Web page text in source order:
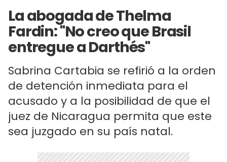
La abogada de Thelma
Fardin: "No creo que Brasil
entregue a Darthés"
Sabrina Cartabia se refirió a la orden
de detención inmediata para el
acusado y a la posibilidad de que el
juez de Nicaragua permita que este
sea juzgado en su país natal.